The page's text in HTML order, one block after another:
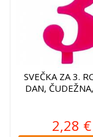
SVEČKA ZA 3.
DAN,
2,28 €